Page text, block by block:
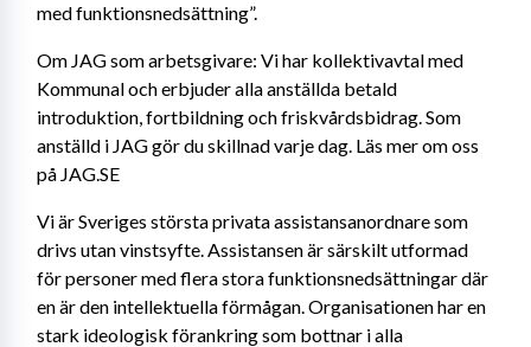
med funktionsnedsättning”.
Om JAG som arbetsgivare: Vi har kollektivavtal med
Kommunal och erbjuder alla anställda betald
introduktion, fortbildning och friskvårdsbidrag. Som
anställd i JAG gör du skillnad varje dag. Läs mer om oss
på JAG.SE
Vi är Sveriges största privata assistansanordnare som
drivs utan vinstsyfte. Assistansen är särskilt utformad
för personer med flera stora funktionsnedsättningar där
en är den intellektuella förmågan. Organisationen har en
stark ideologisk förankring som bottnar i alla